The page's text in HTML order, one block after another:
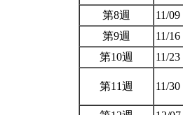
第8週
11/09
第9週
11/16
第10週
11/23
第11週 11/30